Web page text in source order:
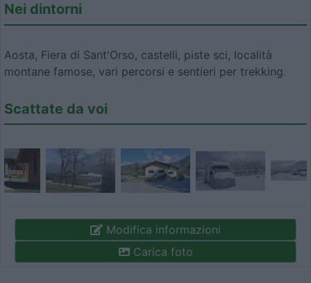
Nei dintorni
Aosta, Fiera di Sant'Orso, castelli, piste sci, località
montane famose, vari percorsi e sentieri per trekking.
Scattate da voi
Modifica informazioni
Carica foto